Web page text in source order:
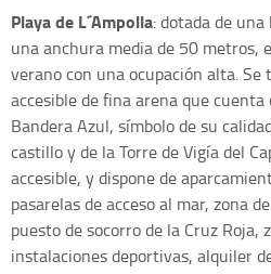
Playa de L´Ampolla: dotada de
una anchura media de 50 metros,
verano con una ocupación alta.
accesible de fina arena que
Bandera Azul, símbolo de su
castillo y de la Torre de Vigía del
accesible, y dispone de
pasarelas de acceso al mar, zona
puesto de socorro de la Cruz Roja,
instalaciones deportivas, alquiler